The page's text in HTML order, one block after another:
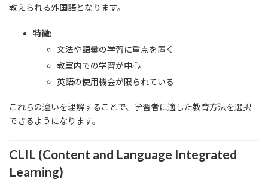
教えられる外国語となります。
特徴:
文法や語彙の学習に重点を置く
教室内での学習が中心
英語の使用機会が限られている
これらの違いを理解することで、学習者に適した教育方法を選択
できるようになります。
CLIL (Content and Language Integrated
Learning)